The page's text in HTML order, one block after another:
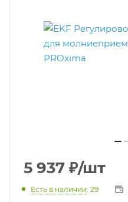
5 937 ₽/шт
Есть в наличии: 29